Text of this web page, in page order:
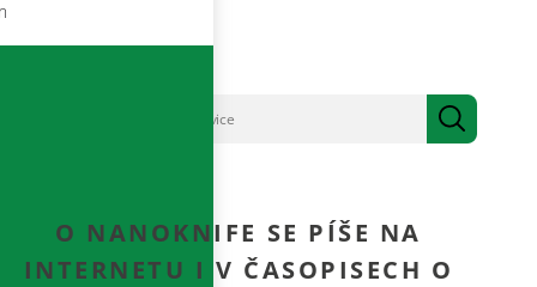
O NANOKNIFE SE PÍŠE NA
INTERNETU I V ČASOPISECH O